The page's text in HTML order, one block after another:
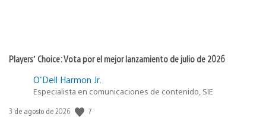
Players’ Choice: Vota por el mejor lanzamiento de julio de 2026
O'Dell Harmon Jr.
Especialista en comunicaciones de contenido, SIE
Fecha
3 de agosto de 2026 7